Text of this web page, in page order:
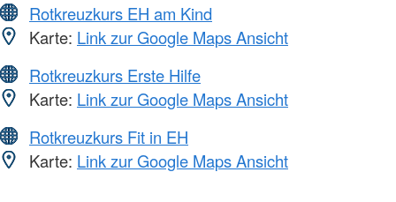
Rotkreuzkurs EH am Kind
Karte: Link zur Google Maps Ansicht
Rotkreuzkurs Erste Hilfe
Karte: Link zur Google Maps Ansicht
Rotkreuzkurs Fit in EH
Karte: Link zur Google Maps Ansicht